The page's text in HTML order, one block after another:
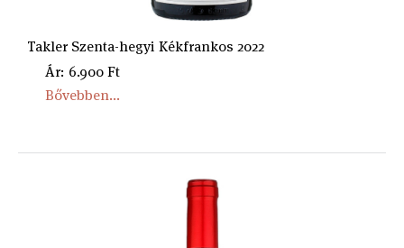
Takler Szenta-hegyi Kékfrankos 2022
Ár: 6.900 Ft
Bővebben...